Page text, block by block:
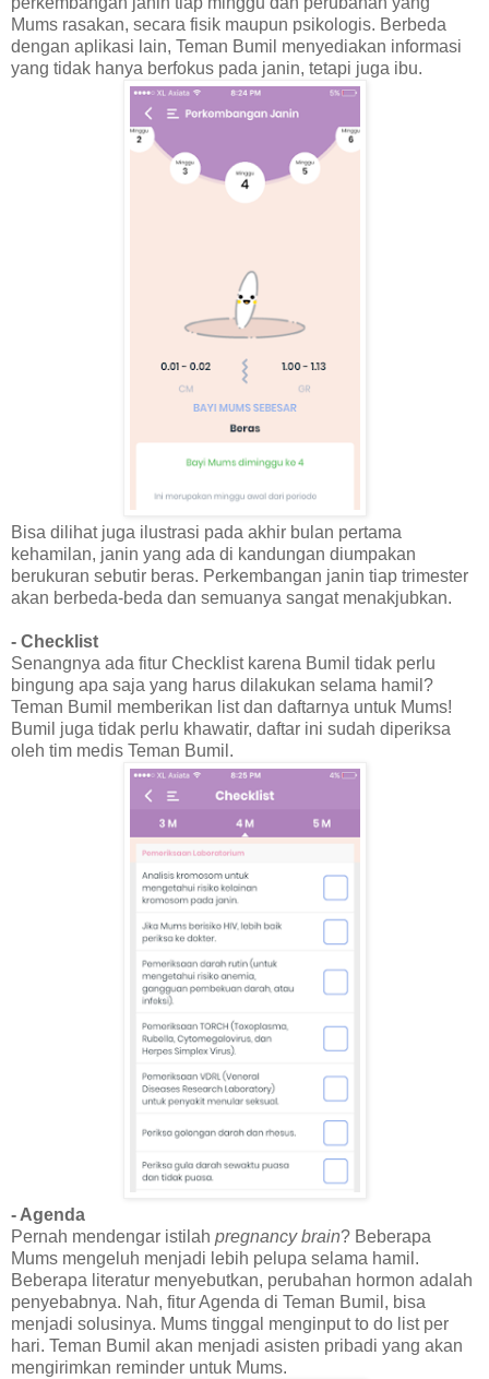
Mums rasakan, secara fisik maupun psikologis. Berbeda
dengan aplikasi lain, Teman Bumil menyediakan informasi
yang tidak hanya berfokus pada janin, tetapi juga ibu.
Bisa dilihat juga ilustrasi pada akhir bulan pertama
kehamilan, janin yang ada di kandungan diumpakan
berukuran sebutir beras. Perkembangan janin tiap trimester
akan berbeda-beda dan semuanya sangat menakjubkan.
- Checklist
Senangnya ada fitur Checklist karena Bumil tidak perlu
bingung apa saja yang harus dilakukan selama hamil?
Teman Bumil memberikan list dan daftarnya untuk Mums!
Bumil juga tidak perlu khawatir, daftar ini sudah diperiksa
oleh tim medis Teman Bumil.
- Agenda
Pernah mendengar istilah pregnancy brain? Beberapa
Mums mengeluh menjadi lebih pelupa selama hamil.
Beberapa literatur menyebutkan, perubahan hormon adalah
penyebabnya. Nah, fitur Agenda di Teman Bumil, bisa
menjadi solusinya. Mums tinggal menginput to do list per
hari. Teman Bumil akan menjadi asisten pribadi yang akan
mengirimkan reminder untuk Mums.